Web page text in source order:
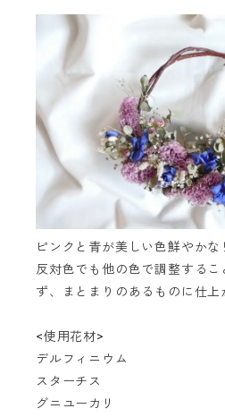
ピンクと青が美しい色鮮やかな
反対色でも他の色で調整するこ
ず、まとまりのあるものに仕上
<使用花材>
デルフィニウム
スターチス
グニユーカリ